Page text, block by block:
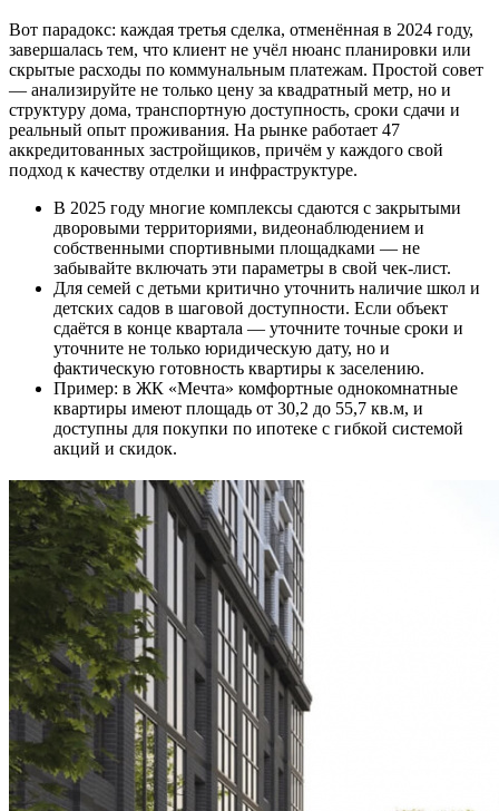
Вот парадокс: каждая третья сделка, отменённая в 2024 году,
завершалась тем, что клиент не учёл нюанс планировки или
скрытые расходы по коммунальным платежам. Простой совет
— анализируйте не только цену за квадратный метр, но и
структуру дома, транспортную доступность, сроки сдачи и
реальный опыт проживания. На рынке работает 47
аккредитованных застройщиков, причём у каждого свой
подход к качеству отделки и инфраструктуре.
В 2025 году многие комплексы сдаются с закрытыми
дворовыми территориями, видеонаблюдением и
собственными спортивными площадками — не
забывайте включать эти параметры в свой чек-лист.
Для семей с детьми критично уточнить наличие школ и
детских садов в шаговой доступности. Если объект
сдаётся в конце квартала — уточните точные сроки и
уточните не только юридическую дату, но и
фактическую готовность квартиры к заселению.
Пример: в ЖК «Мечта» комфортные однокомнатные
квартиры имеют площадь от 30,2 до 55,7 кв.м, и
доступны для покупки по ипотеке с гибкой системой
акций и скидок.